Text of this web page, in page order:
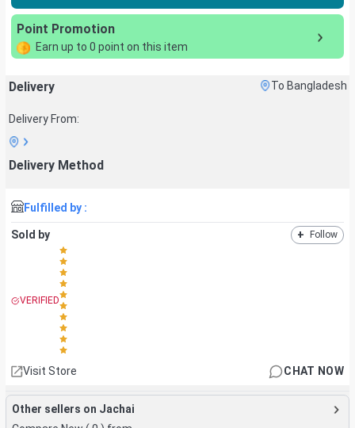
Point Promotion
Earn up to 0 point on this item
Delivery To Bangladesh
Delivery From:
Delivery Method
Fulfilled by :
Sold by + Follow
VERIFIED
Visit Store CHAT NOW
Other sellers on Jachai